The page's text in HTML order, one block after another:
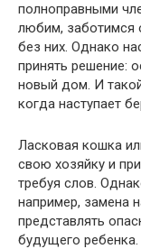
полноправными
любим, заботимся
без них. Однако
принять решение:
новый дом. И
когда наступает
Ласковая кошка
свою хозяйку и
требуя слов.
например, замена
представлять
будущего